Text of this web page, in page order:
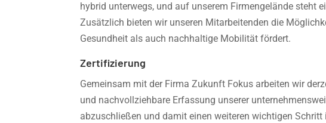
hybrid unterwegs, und auf unserem Firmengelände steht
Zusätzlich bieten wir unseren Mitarbeitenden die
Gesundheit als auch nachhaltige Mobilität fördert.
Zertifizierung
Gemeinsam mit der Firma Zukunft Fokus arbeiten wir
und nachvollziehbare Erfassung unserer
abzuschließen und damit einen weiteren wichtigen